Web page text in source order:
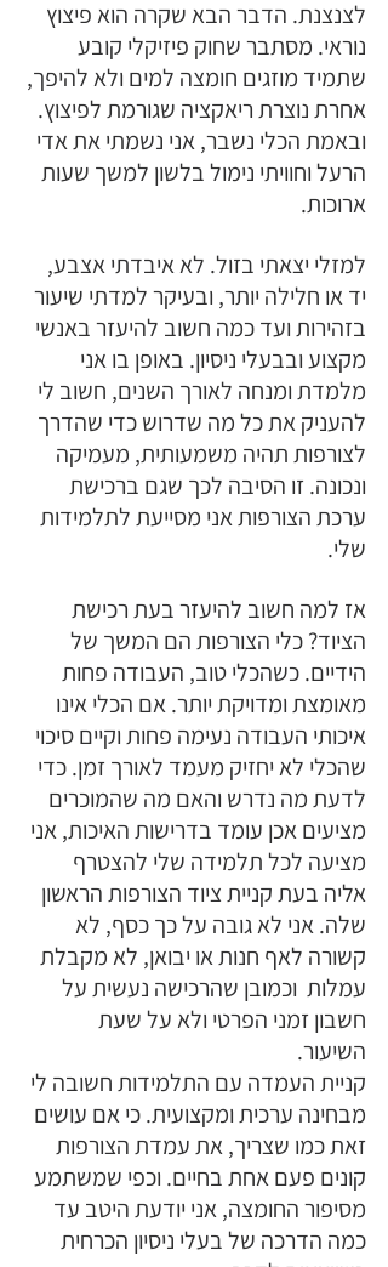
לצנצנת. הדבר הבא שקרה הוא פיצוץ
נוראי. מסתבר שחוק פיזיקלי קובע
שתמיד מוזגים חומצה למים ולא להיפך,
אחרת נוצרת ריאקציה שגורמת לפיצוץ.
ובאמת הכלי נשבר, אני נשמתי את אדי
הרעל וחוויתי נימול בלשון למשך שעות
ארוכות.
למזלי יצאתי בזול. לא איבדתי אצבע,
יד או חלילה יותר, ובעיקר למדתי שיעור
בזהירות ועד כמה חשוב להיעזר באנשי
מקצוע ובבעלי ניסיון. באופן בו אני
מלמדת ומנחה לאורך השנים, חשוב לי
להעניק את כל מה שדרוש כדי שהדרך
לצורפות תהיה משמעותית, מעמיקה
ונכונה. זו הסיבה לכך שגם ברכישת
ערכת הצורפות אני מסייעת לתלמידות
שלי.
אז למה חשוב להיעזר בעת רכישת
הציוד? כלי הצורפות הם המשך של
הידיים. כשהכלי טוב, העבודה פחות
מאומצת ומדויקת יותר. אם הכלי אינו
איכותי העבודה נעימה פחות וקיים סיכוי
שהכלי לא יחזיק מעמד לאורך זמן. כדי
לדעת מה נדרש והאם מה שהמוכרים
מציעים אכן עומד בדרישות האיכות, אני
מציעה לכל תלמידה שלי להצטרף
אליה בעת קניית ציוד הצורפות הראשון
שלה. אני לא גובה על כך כסף, לא
קשורה לאף חנות או יבואן, לא מקבלת
עמלות  וכמובן שהרכישה נעשית על
חשבון זמני הפרטי ולא על שעת
השיעור.
קניית העמדה עם התלמידות חשובה לי
מבחינה ערכית ומקצועית. כי אם עושים
זאת כמו שצריך, את עמדת הצורפות
קונים פעם אחת בחיים. וכפי שמשתמע
מסיפור החומצה, אני יודעת היטב עד
כמה הדרכה של בעלי ניסיון הכרחית